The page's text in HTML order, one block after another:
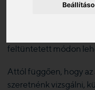
Tetszik egy pozíció?
feltüntetett módon
Attól függően, hogy
szeretnénk vizsgálni,